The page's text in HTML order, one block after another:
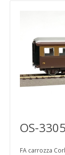
OS-
FA carrozza